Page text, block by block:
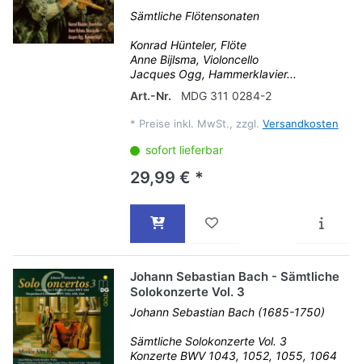
Sämtliche Flötensonaten
Konrad Hünteler, Flöte
Anne Bijlsma, Violoncello
Jacques Ogg, Hammerklavier...
Art.-Nr.
MDG 311 0284-2
* Preise inkl. MwSt., zzgl. Versandkosten
sofort lieferbar
29,99 € *
Johann Sebastian Bach - Sämtliche
Solokonzerte Vol. 3
Johann Sebastian Bach (1685-1750)
Sämtliche Solokonzerte Vol. 3
Konzerte BWV 1043, 1052, 1055, 1064